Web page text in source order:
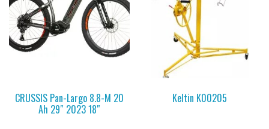
CRUSSIS Pan-Largo 8.8-M 20
Ah 29″ 2023 18″
Keltin K00205